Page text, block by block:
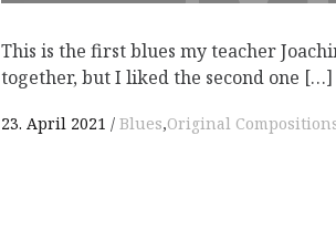
This is the first blues my teacher
together, but I liked the second one […]
23. April 2021 Blues,Original